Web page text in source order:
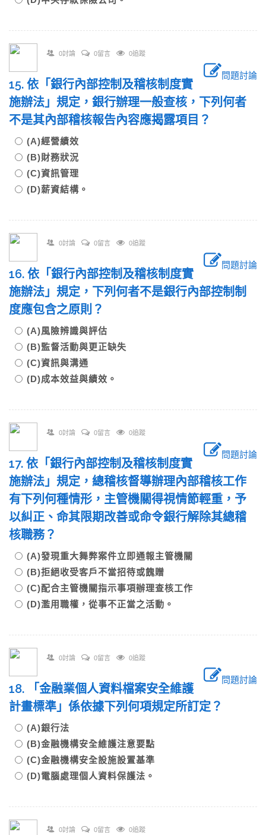
0討論 0留言 0追蹤
問題討論
15. 依「銀行內部控制及稽核制度實
施辦法」規定，銀行辦理一般查核，下列何者
不是其內部稽核報告內容應揭露項目？
(A)經營績效
(B)財務狀況
(C)資訊管理
(D)薪資結構。
0討論 0留言 0追蹤
問題討論
16. 依「銀行內部控制及稽核制度實
施辦法」規定，下列何者不是銀行內部控制制
度應包含之原則？
(A)風險辨識與評估
(B)監督活動與更正缺失
(C)資訊與溝通
(D)成本效益與績效。
0討論 0留言 0追蹤
問題討論
17. 依「銀行內部控制及稽核制度實
施辦法」規定，總稽核督導辦理內部稽核工作
有下列何種情形，主管機關得視情節輕重，予
以糾正、命其限期改善或命令銀行解除其總稽
核職務？
(A)發現重大舞弊案件立即通報主管機關
(B)拒絕收受客戶不當招待或餽贈
(C)配合主管機關指示事項辦理查核工作
(D)濫用職權，從事不正當之活動。
0討論 0留言 0追蹤
問題討論
18. 「金融業個人資料檔案安全維護
計畫標準」係依據下列何項規定所訂定？
(A)銀行法
(B)金融機構安全維護注意要點
(C)金融機構安全設施設置基準
(D)電腦處理個人資料保護法。
0討論 0留言 0追蹤